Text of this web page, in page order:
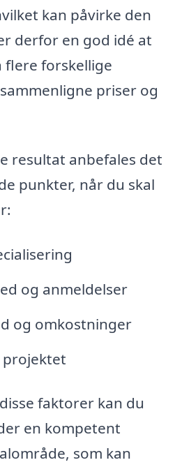
kan påvirke den
derfor en god idé at
forskellige
priser og
resultat anbefales det
punkter, når du skal
og anmeldelser
og omkostninger
projektet
faktorer kan du
en kompetent
som kan